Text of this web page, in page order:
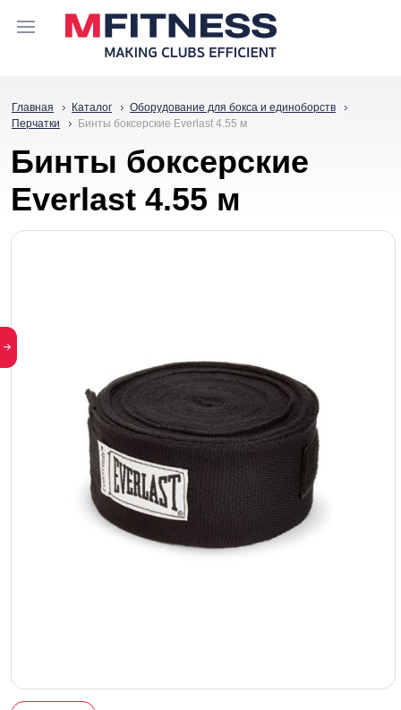
Главная Каталог
Оборудование для бокса и единоборств
Перчатки
Бинты боксерские Everlast 4.55 м
Бинты боксерские
Everlast 4.55 м